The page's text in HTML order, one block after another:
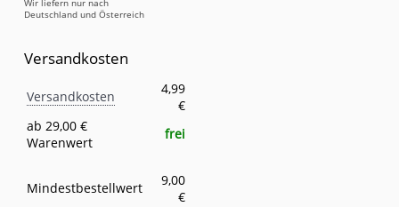
Wir liefern nur nach
Deutschland und Österreich
Versandkosten
Eigenschaft
Versandkosten
4,99
€
ab 29,00 €
Warenwert
frei
Mindestbestellwert
9,00
€